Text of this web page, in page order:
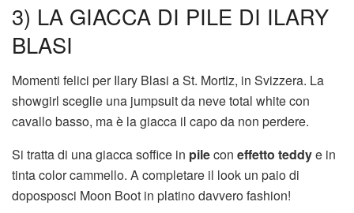
3) LA GIACCA DI PILE DI ILARY
BLASI
Momenti felici per Ilary Blasi a St. Mortiz, in Svizzera. La
showgirl sceglie una jumpsuit da neve total white con
cavallo basso, ma è la giacca il capo da non perdere.
Si tratta di una giacca soffice in pilecon effetto teddye in
tinta color cammello. A completare il look un paio di
doposposci Moon Boot in platino davvero fashion!